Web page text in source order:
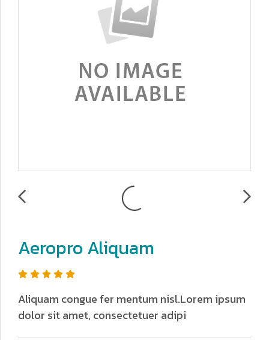
Aeropro Aliquam
Aliquam congue fer mentum nisl.Lorem ipsum
dolor sit amet, consectetuer adipi